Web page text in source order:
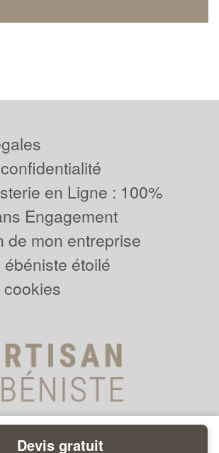
en Ligne : 100%
Engagement
de mon entreprise
étoilé
Devis gratuit